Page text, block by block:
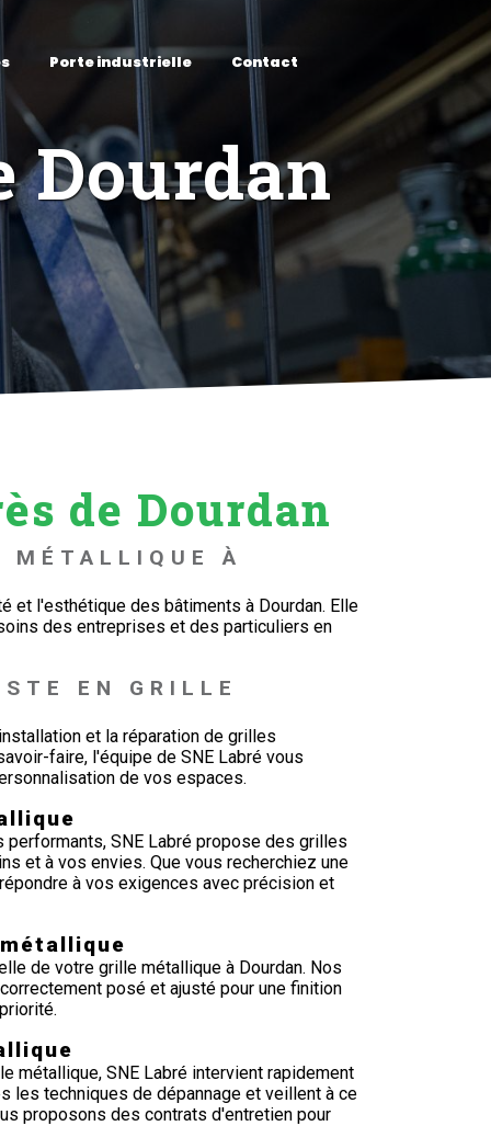
Porte industrielle Contact
Dourdan
de Dourdan
MÉTALLIQUE À
et l'esthétique des bâtiments à Dourdan. Elle
des entreprises et des particuliers en
EN GRILLE
et la réparation de grilles
faire, l'équipe de SNE Labré vous
de vos espaces.
SNE Labré propose des grilles
et à vos envies. Que vous recherchiez une
à vos exigences avec précision et
de votre grille métallique à Dourdan. Nos
posé et ajusté pour une finition
métallique, SNE Labré intervient rapidement
les techniques de dépannage et veillent à ce
proposons des contrats d'entretien pour